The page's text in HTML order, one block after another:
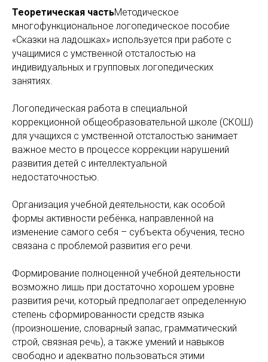
Теоретическая частьМетодическое
многофункциональное логопедическое пособие
«Сказки на ладошках» используется при работе с
учащимися с умственной отсталостью на
индивидуальных и групповых логопедических
занятиях.
Логопедическая работа в специальной
коррекционной общеобразовательной школе (СКОШ)
для учащихся с умственной отсталостью занимает
важное место в процессе коррекции нарушений
развития детей с интеллектуальной
недостаточностью.
Организация учебной деятельности, как особой
формы активности ребёнка, направленной на
изменение самого себя – субъекта обучения, тесно
связана с проблемой развития его речи.
Формирование полноценной учебной деятельности
возможно лишь при достаточно хорошем уровне
развития речи, который предполагает определенную
степень сформированности средств языка
(произношение, словарный запас, грамматический
строй, связная речь), а также умений и навыков
свободно и адекватно пользоваться этими